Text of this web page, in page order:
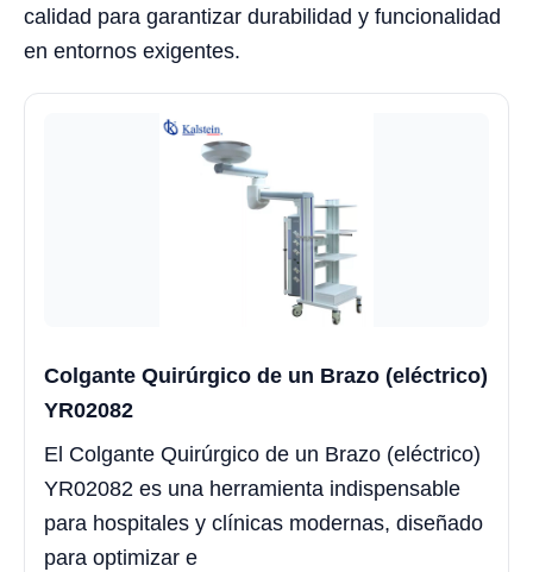
calidad para garantizar durabilidad y funcionalidad
en entornos exigentes.
Colgante Quirúrgico de un Brazo (eléctrico)
YR02082
El Colgante Quirúrgico de un Brazo (eléctrico)
YR02082 es una herramienta indispensable
para hospitales y clínicas modernas, diseñado
para optimizar e